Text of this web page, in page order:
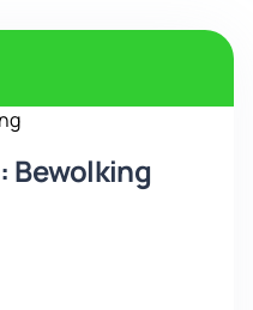
Bewolking